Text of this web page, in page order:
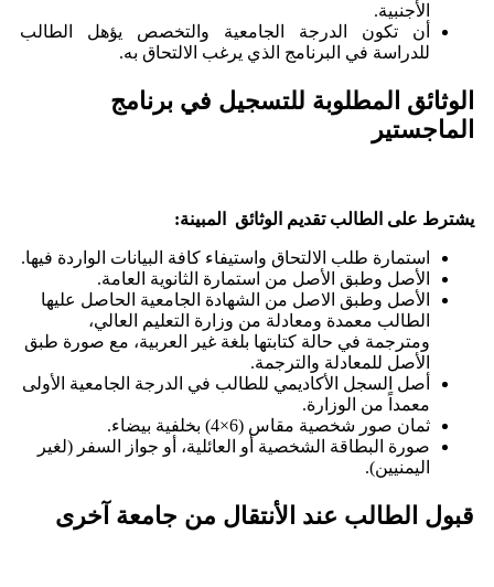
الأجنبية.
أن تكون الدرجة الجامعية والتخصص يؤهل الطالب
للدراسة في البرنامج الذي يرغب الالتحاق به.
الوثائق المطلوبة للتسجيل في برنامج
الماجستير
يشترط على الطالب تقديم الوثائق المبينة:
استمارة طلب الالتحاق واستيفاء كافة البيانات الواردة فيها.
الأصل وطبق الأصل من استمارة الثانوية العامة.
الأصل وطبق الاصل من الشهادة الجامعية الحاصل عليها
الطالب معمدة ومعادلة من وزارة التعليم العالي،
ومترجمة في حالة كتابتها بلغة غير العربية، مع صورة طبق
الأصل للمعادلة والترجمة.
أصل السجل الأكاديمي للطالب في الدرجة الجامعية الأولى
معمداً من الوزارة.
ثمان صور شخصية مقاس (6×4) بخلفية بيضاء.
صورة البطاقة الشخصية أو العائلية، أو جواز السفر (لغير
اليمنيين).
قبول الطالب عند الأنتقال من جامعة آخرى